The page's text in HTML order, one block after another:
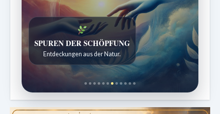
DIE STILLE INTELLIGENZ DES KÖRPERS
Ordnung bringt Leben zurück.